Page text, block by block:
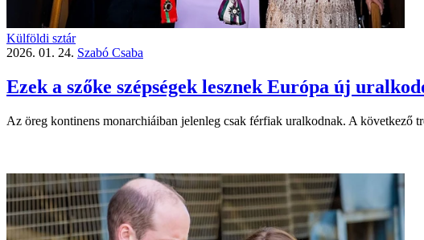
Külföldi sztár
2026. 01. 24. Szabó Csaba
Ezek a szőke szépségek lesznek Európa új
Az öreg kontinens monarchiáiban jelenleg csak férfiak uralkodnak. A következő